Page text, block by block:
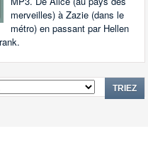
merveilles) à Zazie (dans le
métro) en passant par Hellen
TRIEZ